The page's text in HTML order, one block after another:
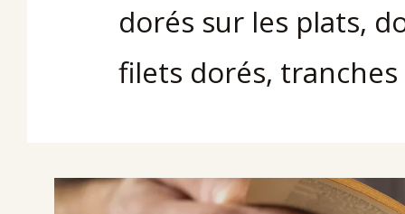
dorés sur les plats,
filets dorés,